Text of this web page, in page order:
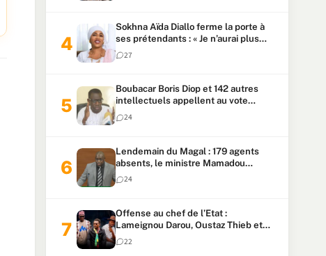
Sokhna Aïda Diallo ferme la porte à
ses prétendants : « Je n’aurai plus
jamais un autre mari »
27
Boubacar Boris Diop et 142 autres
intellectuels appellent au vote
urgent de la révision
constitutionnelle
24
Lendemain du Magal : 179 agents
absents, le ministre Mamadou
Lamine Dianté exige des explications
24
Offense au chef de l’Etat :
Lameignou Darou, Oustaz Thieb et
Ndiaye Touba lourdement
condamnés
22